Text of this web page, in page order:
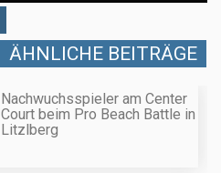
ÄHNLICHE BEITRÄGE
Nachwuchsspieler am Center
Court beim Pro Beach Battle in
Litzlberg